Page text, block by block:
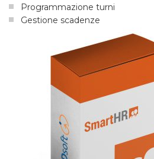
Programmazione turni
Gestione scadenze